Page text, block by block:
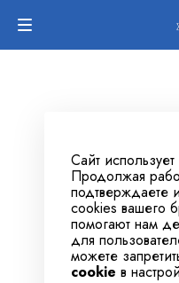
Сайт
Продолжая
подтверждаете
cookies вашего
помогают нам
для
можете
cookie в